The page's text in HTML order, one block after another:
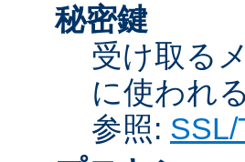
秘密鍵
受け取る
に使われ
参照: